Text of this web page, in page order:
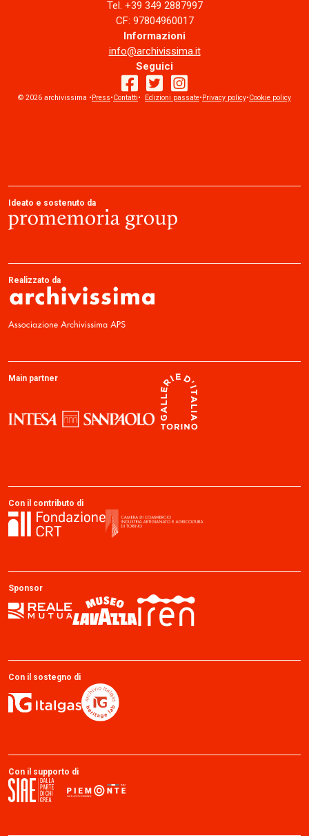
Tel. +39 349 2887997
CF: 97804960017
Informazioni
info@archivissima.it
Seguici
facebook
twitterinstagram
© 2026 archivissima • Press•Contatti• Edizioni passate• Privacy policy•Cookie policy
Ideato e sostenuto da
Realizzato da
Main partner
Con il contributo di
Sponsor
Con il sostegno di
Con il supporto di